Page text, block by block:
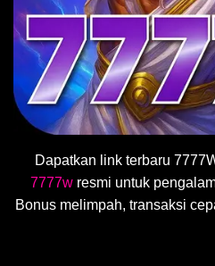
Dapatkan link terbaru
7777w resmi untuk
Bonus melimpah, transaksi